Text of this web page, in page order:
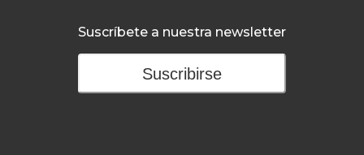
Suscríbete a nuestra newsletter
Suscribirse